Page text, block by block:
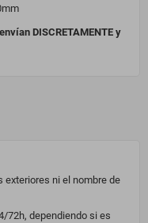
DISCRETAMENTE y
exteriores ni el nombre de
72h, dependiendo si es